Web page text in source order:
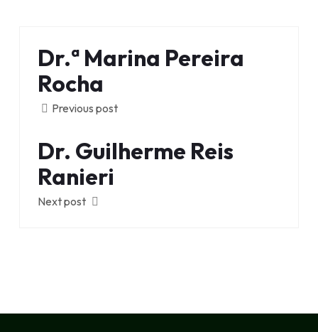
Dr.ª Marina Pereira
Rocha
Previous post
Dr. Guilherme Reis
Ranieri
Next post